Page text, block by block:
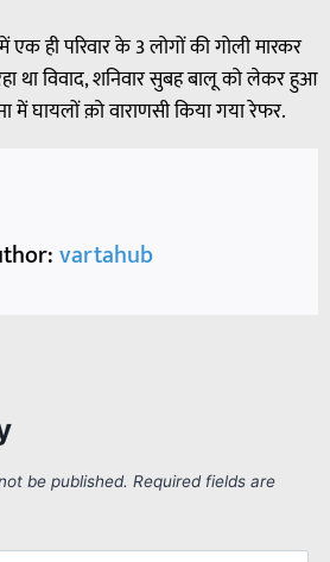
ही परिवार के 3 लोगों की गोली मारकर
था विवाद, शनिवार सुबह बालू को लेकर हुआ
में घायलों क़ो वाराणसी किया गया रेफर.
vartahub
be published. Required fields are